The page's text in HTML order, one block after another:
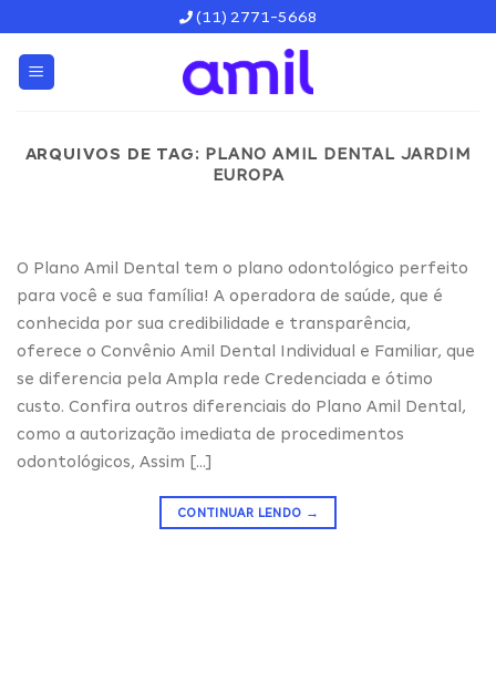
content
(11) 2771-5668
ARQUIVOS DE TAG: PLANO AMIL DENTAL JARDIM
EUROPA
O Plano Amil Dental tem o plano odontológico perfeito
para você e sua família! A operadora de saúde, que é
conhecida por sua credibilidade e transparência,
oferece o Convênio Amil Dental Individual e Familiar, que
se diferencia pela Ampla rede Credenciada e ótimo
custo. Confira outros diferenciais do Plano Amil Dental,
como a autorização imediata de procedimentos
odontológicos, Assim […]
CONTINUAR LENDO →